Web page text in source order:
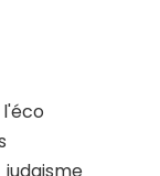
judaisme